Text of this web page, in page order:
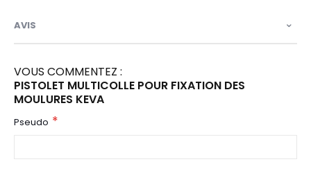
AVIS
VOUS COMMENTEZ :
PISTOLET MULTICOLLE POUR FIXATION DES
MOULURES KEVA
Pseudo